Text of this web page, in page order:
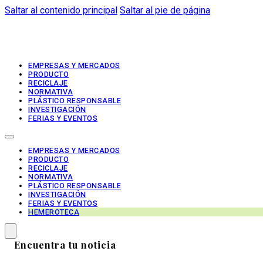
Saltar al contenido principal Saltar al pie de página
EMPRESAS Y MERCADOS
PRODUCTO
RECICLAJE
NORMATIVA
PLÁSTICO RESPONSABLE
INVESTIGACIÓN
FERIAS Y EVENTOS
EMPRESAS Y MERCADOS
PRODUCTO
RECICLAJE
NORMATIVA
PLÁSTICO RESPONSABLE
INVESTIGACIÓN
FERIAS Y EVENTOS
HEMEROTECA
Encuentra tu noticia